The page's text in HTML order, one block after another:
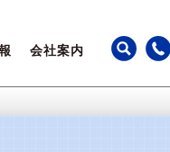
の声
会社案内
アクセス
カレンダー